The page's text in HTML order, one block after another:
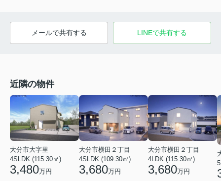
メールで共有する LINEで共有する
近隣の物件
大分市大字里
4SLDK (115.30㎡)
3,480万円
大分市横田２丁目
4SLDK (109.30㎡)
3,680万円
大分市横田２丁目
4LDK (115.30㎡)
3,680万円